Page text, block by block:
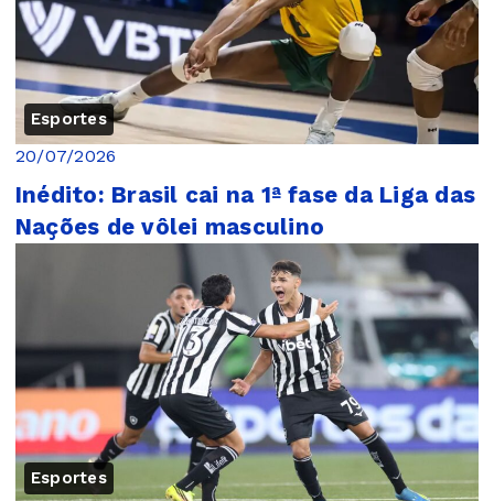
Esportes
20/07/2026
Inédito: Brasil cai na 1ª fase da Liga das
Nações de vôlei masculino
Esportes